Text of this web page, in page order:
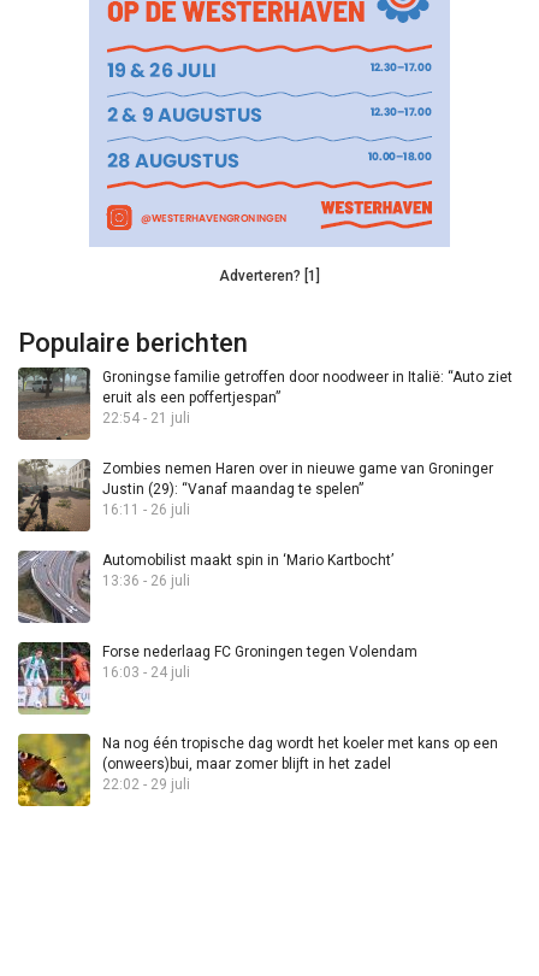
Adverteren? [1]
Populaire berichten
Groningse familie getroffen door noodweer in Italië: “Auto ziet
eruit als een poffertjespan”
22:54 - 21 juli
Zombies nemen Haren over in nieuwe game van Groninger
Justin (29): “Vanaf maandag te spelen”
16:11 - 26 juli
Automobilist maakt spin in ‘Mario Kartbocht’
13:36 - 26 juli
Forse nederlaag FC Groningen tegen Volendam
16:03 - 24 juli
Na nog één tropische dag wordt het koeler met kans op een
(onweers)bui, maar zomer blijft in het zadel
22:02 - 29 juli